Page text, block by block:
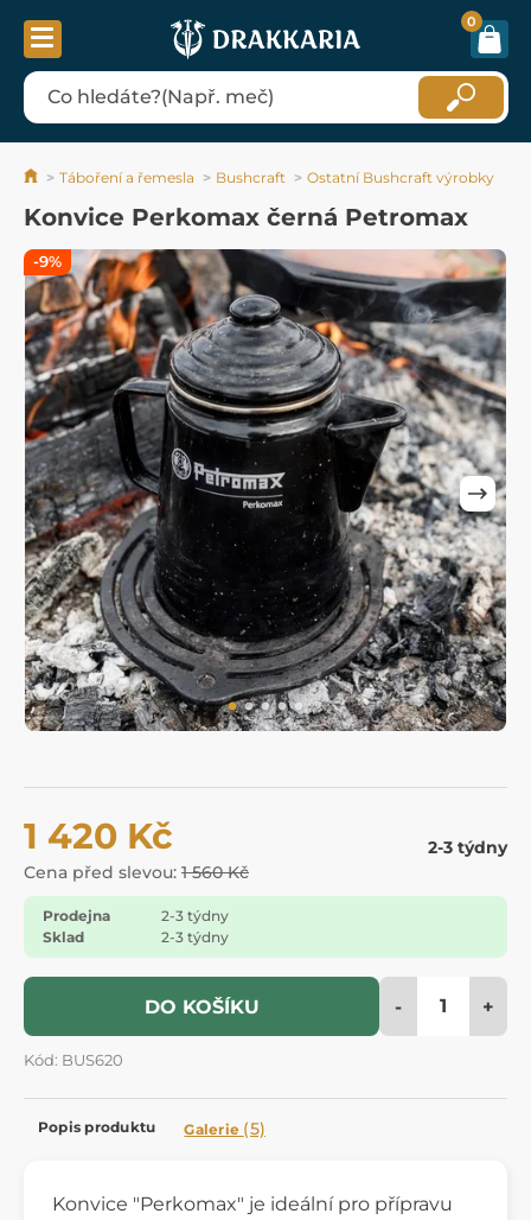
0
Táboření a řemesla Bushcraft Ostatní Bushcraft výrobky
Konvice Perkomax černá Petromax
1 420 Kč
Cena před slevou: 1 560 Kč
2-3 týdny
Prodejna
2-3 týdny
Sklad
2-3 týdny
DO KOŠÍKU - +
Kód: BUS620
-9%
Popis produktu Galerie (5)
Konvice "Perkomax" je ideální pro přípravu